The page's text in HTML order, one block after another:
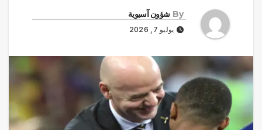
By شؤون آسيوية
يوليو 7, 2026